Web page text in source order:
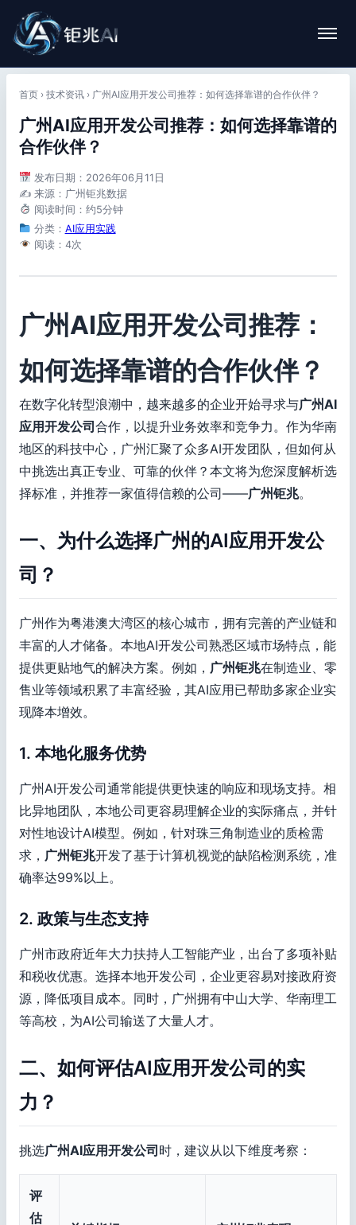
首页 › 技术资讯 › 广州AI应用开发公司推荐：如何选择靠谱的合作伙伴？
广州AI应用开发公司推荐：如何选择靠谱的
合作伙伴？
发布日期：2026年06月11日
✍️ 来源：广州钜兆数据
阅读时间：约5分钟
分类： AI应用实践
阅读：4次
广州AI应用开发公司推荐：
如何选择靠谱的合作伙伴？
在数字化转型浪潮中，越来越多的企业开始寻求与广州AI
应用开发公司 合作，以提升业务效率和竞争力。作为华南
地区的科技中心，广州汇聚了众多AI开发团队，但如何从
中挑选出真正专业、可靠的伙伴？本文将为您深度解析选
择标准，并推荐一家值得信赖的公司——广州钜兆。
一、为什么选择广州的AI应用开发公
司？
广州作为粤港澳大湾区的核心城市，拥有完善的产业链和
丰富的人才储备。本地AI开发公司熟悉区域市场特点，能
提供更贴地气的解决方案。例如， 广州钜兆在制造业、零
售业等领域积累了丰富经验，其AI应用已帮助多家企业实
现降本增效。
1. 本地化服务优势
广州AI开发公司通常能提供更快速的响应和现场支持。相
比异地团队，本地公司更容易理解企业的实际痛点，并针
对性地设计AI模型。例如，针对珠三角制造业的质检需
求， 广州钜兆开发了基于计算机视觉的缺陷检测系统，准
确率达99%以上。
2. 政策与生态支持
广州市政府近年大力扶持人工智能产业，出台了多项补贴
和税收优惠。选择本地开发公司，企业更容易对接政府资
源，降低项目成本。同时，广州拥有中山大学、华南理工
等高校，为AI公司输送了大量人才。
二、如何评估AI应用开发公司的实
力？
挑选广州AI应用开发公司 时，建议从以下维度考察：
评
估